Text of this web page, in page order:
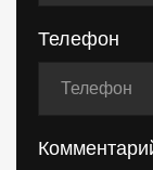
Телефон